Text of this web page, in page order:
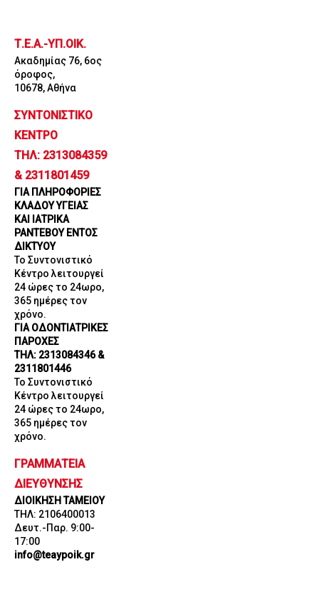
περιεχόμενο
Τ.Ε.Α.-ΥΠ.ΟΙΚ.
Ακαδημίας 76, 6ος
όροφος,
10678, Αθήνα
ΣΥΝΤΟΝΙΣΤΙΚΟ
ΚΕΝΤΡΟ
ΤΗΛ: 2313084359
& 2311801459
ΓΙΑ ΠΛΗΡΟΦΟΡΙΕΣ
ΚΛΑΔΟΥ ΥΓΕΙΑΣ
ΚΑΙ ΙΑΤΡΙΚΑ
ΡΑΝΤΕΒΟΥ ΕΝΤΟΣ
ΔΙΚΤΥΟΥ
Το Συντονιστικό
Κέντρο λειτουργεί
24 ώρες το 24ωρο,
365 ημέρες τον
χρόνο.
ΓΙΑ ΟΔΟΝΤΙΑΤΡΙΚΕΣ
ΠΑΡΟΧΕΣ
ΤΗΛ: 2313084346 &
2311801446
Το Συντονιστικό
Κέντρο λειτουργεί
24 ώρες το 24ωρο,
365 ημέρες τον
χρόνο.
ΓΡΑΜΜΑΤΕΙΑ
ΔΙΕΥΘΥΝΣΗΣ
ΔΙΟΙΚΗΣΗ ΤΑΜΕΙΟΥ
ΤΗΛ: 2106400013
Δευτ.-Παρ. 9:00-
17:00
info@teaypoik.gr